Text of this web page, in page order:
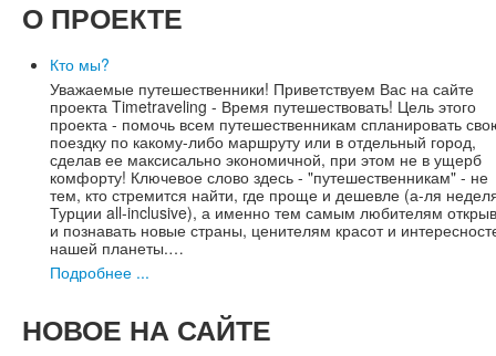
О ПРОЕКТЕ
Кто мы?
Уважаемые путешественники! Приветствуем Вас на сайте
проекта Timetraveling - Время путешествовать! Цель этого
проекта - помочь всем путешественникам спланировать
поездку по какому-либо маршруту или в отдельный город,
сделав ее максисально экономичной, при этом не в ущерб
комфорту! Ключевое слово здесь - "путешественникам" - не
тем, кто стремится найти, где проще и дешевле (а-ля
Турции all-inclusive), а именно тем самым любителям
и познавать новые страны, ценителям красот и
нашей планеты.…
Подробнее ...
НОВОЕ НА САЙТЕ